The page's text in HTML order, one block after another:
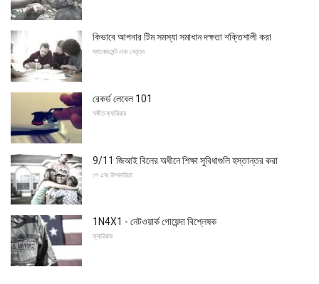
কিভাবে আপনার টিম সমস্যা সমাধান দক্ষতা শক্তিশালী করা
ম্যানেজমেন্ট এবং নেতৃত্ব
রেকর্ড লেবেল 101
সঙ্গীত ক্যারিয়ার
9/11 জিআই বিলের অধীনে শিক্ষা সুবিধাগুলি হস্তান্তর করা
পে এবং উপকারিতা
1N4X1 - নেটওয়ার্ক গোয়েন্দা বিশ্লেষক
ক্যারিয়ার